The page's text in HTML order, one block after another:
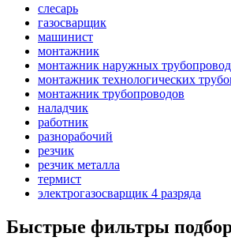
слесарь
газосварщик
машинист
монтажник
монтажник наружных
монтажник технологических
монтажник трубопроводов
наладчик
работник
разнорабочий
резчик
резчик металла
термист
электрогазосварщик 4 разряда
Быстрые фильтры